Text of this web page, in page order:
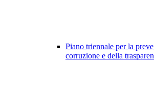
Piano triennale per la
corruzione e della